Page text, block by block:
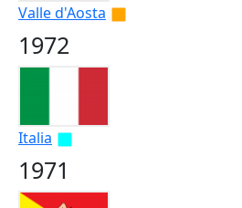
Valle d'Aosta
1972
Italia
1971